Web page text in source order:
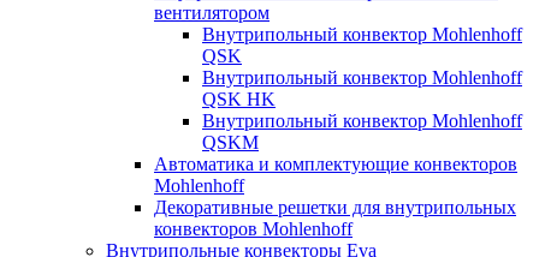
вентилятором
Внутрипольный конвектор Mohlenhoff
QSK
Внутрипольный конвектор Mohlenhoff
QSK HK
Внутрипольный конвектор Mohlenhoff
QSKM
Автоматика и комплектующие конвекторов
Mohlenhoff
Декоративные решетки для внутрипольных
конвекторов Mohlenhoff
Внутрипольные конвекторы Eva